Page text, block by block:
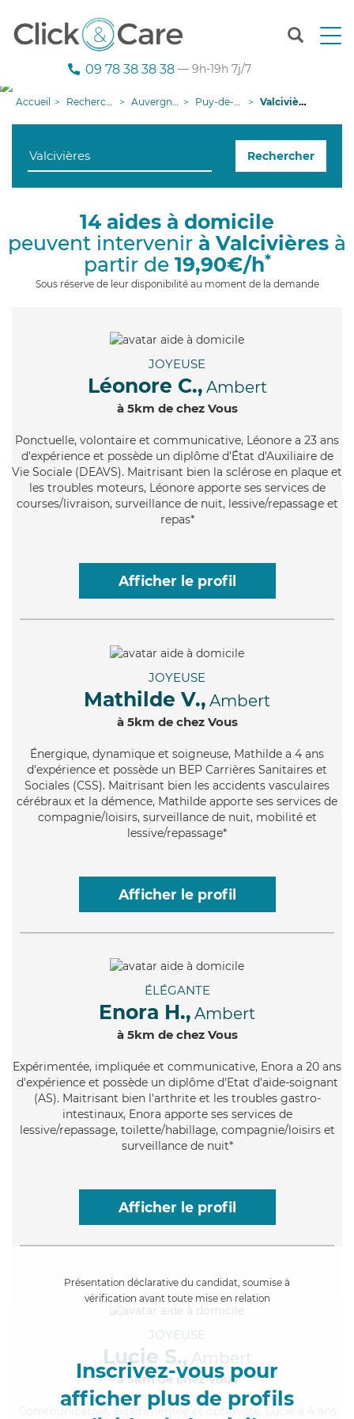
T
n
g
09 78 38 38 38 — 9h-19h 7j/7
Accueil Recherche aide à domicile Auvergne-Rhône-Alpes Puy-de-Dôme Valcivières
Rechercher
14 aides à domicile
peuvent intervenir à Valcivières à
partir de 19,90€/h*
Sous réserve de leur disponibilité au moment de la demande
JOYEUSE
Léonore C., Ambert
à 5km de chez Vous
Ponctuelle, volontaire et communicative, Léonore a 23 ans
d'expérience et possède un diplôme d'État d'Auxiliaire de
Vie Sociale (DEAVS). Maitrisant bien la sclérose en plaque et
les troubles moteurs, Léonore apporte ses services de
courses/livraison, surveillance de nuit, lessive/repassage et
repas*
Afficher le profil
JOYEUSE
Mathilde V., Ambert
à 5km de chez Vous
Énergique, dynamique et soigneuse, Mathilde a 4 ans
d'expérience et possède un BEP Carrières Sanitaires et
Sociales (CSS). Maitrisant bien les accidents vasculaires
cérébraux et la démence, Mathilde apporte ses services de
compagnie/loisirs, surveillance de nuit, mobilité et
lessive/repassage*
Afficher le profil
ÉLÉGANTE
Enora H., Ambert
à 5km de chez Vous
Expérimentée, impliquée et communicative, Enora a 20 ans
d'expérience et possède un diplôme d'Etat d'aide-soignant
(AS). Maitrisant bien l'arthrite et les troubles gastro-
intestinaux, Enora apporte ses services de
lessive/repassage, toilette/habillage, compagnie/loisirs et
surveillance de nuit*
Afficher le profil
Présentation déclarative du candidat, soumise à
vérification avant toute mise en relation
Inscrivez-vous pour
afficher plus de profils
JOYEUSE
Lucie S., Ambert
à 5km de chez Vous
, expérimentée et optimiste, Lucie a 4 ans